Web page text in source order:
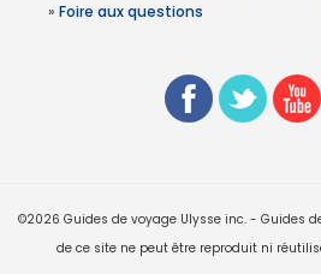
» Foire aux questions
©2026 Guides de voyage Ulysse inc. - Guides
de ce site ne peut être reproduit ni